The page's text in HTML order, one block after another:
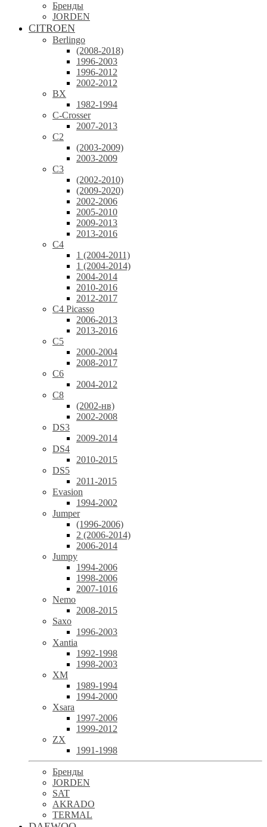
Бренды
JORDEN
CITROEN
Berlingo
(2008-2018)
1996-2003
1996-2012
2002-2012
BX
1982-1994
C-Crosser
2007-2013
C2
(2003-2009)
2003-2009
C3
(2002-2010)
(2009-2020)
2002-2006
2005-2010
2009-2013
2013-2016
C4
1 (2004-2011)
1 (2004-2014)
2004-2014
2010-2016
2012-2017
C4 Picasso
2006-2013
2013-2016
C5
2000-2004
2008-2017
C6
2004-2012
C8
(2002-нв)
2002-2008
DS3
2009-2014
DS4
2010-2015
DS5
2011-2015
Evasion
1994-2002
Jumper
(1996-2006)
2 (2006-2014)
2006-2014
Jumpy
1994-2006
1998-2006
2007-1016
Nemo
2008-2015
Saxo
1996-2003
Xantia
1992-1998
1998-2003
XM
1989-1994
1994-2000
Xsara
1997-2006
1999-2012
ZX
1991-1998
Бренды
JORDEN
SAT
AKRADO
TERMAL